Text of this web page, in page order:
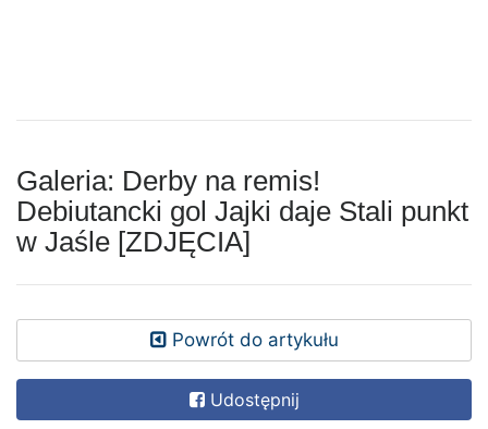
Galeria: Derby na remis!
Debiutancki gol Jajki daje Stali punkt
w Jaśle [ZDJĘCIA]
Powrót do artykułu
Udostępnij